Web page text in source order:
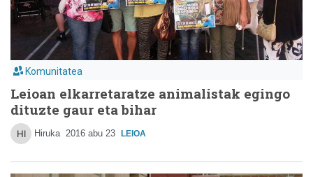
Komunitatea
Leioan elkarretaratze animalistak egingo
dituzte gaur eta bihar
Hiruka 2016 abu 23 LEIOA